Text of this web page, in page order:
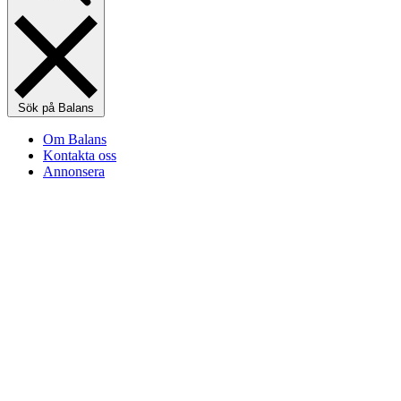
Sök på Balans
Om Balans
Kontakta oss
Annonsera